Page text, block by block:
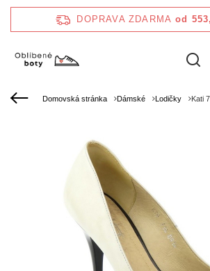
DOPRAVA ZDARMA od
Domovská stránka Dámské Lodičky Kati